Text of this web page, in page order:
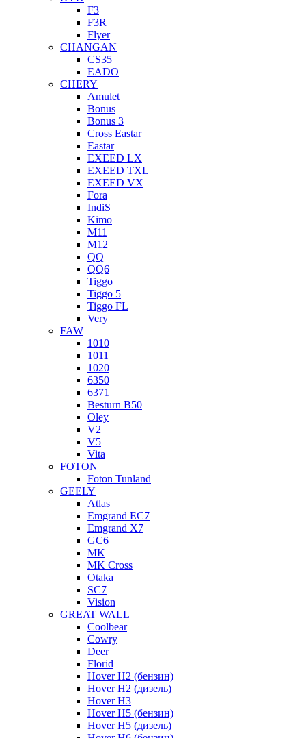
F3
F3R
Flyer
CHANGAN
CS35
EADO
CHERY
Amulet
Bonus
Bonus 3
Cross Eastar
Eastar
EXEED LX
EXEED TXL
EXEED VX
Fora
IndiS
Kimo
M11
M12
QQ
QQ6
Tiggo
Tiggo 5
Tiggo FL
Very
FAW
1010
1011
1020
6350
6371
Besturn B50
Oley
V2
V5
Vita
FOTON
Foton Tunland
GEELY
Atlas
Emgrand EC7
Emgrand X7
GC6
MK
MK Cross
Otaka
SC7
Vision
GREAT WALL
Coolbear
Cowry
Deer
Florid
Hover H2 (бензин)
Hover H2 (дизель)
Hover H3
Hover H5 (бензин)
Hover H5 (дизель)